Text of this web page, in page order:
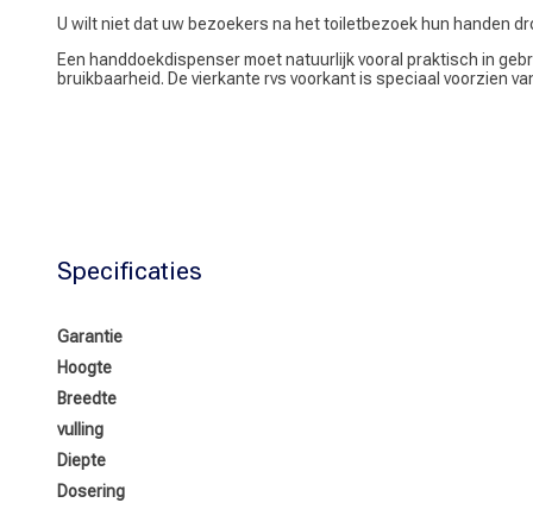
U wilt niet dat uw bezoekers na het toiletbezoek hun handen
Een handdoekdispenser moet natuurlijk vooral praktisch in
bruikbaarheid. De vierkante rvs voorkant is speciaal voorzien
Specificaties
Garantie
Hoogte
Breedte
vulling
Diepte
Dosering